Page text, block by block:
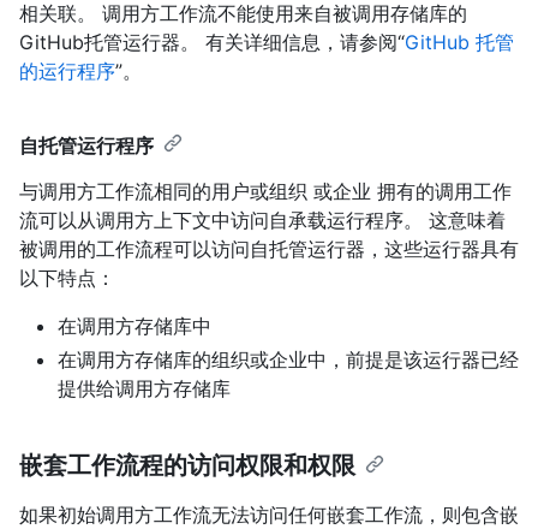
相关联。 调用方工作流不能使用来自被调用存储库的
GitHub托管运行器。 有关详细信息，请参阅“GitHub 托管
的运行程序”。
自托管运行程序
与调用方工作流相同的用户或组织 或企业 拥有的调用工作
流可以从调用方上下文中访问自承载运行程序。 这意味着
被调用的工作流程可以访问自托管运行器，这些运行器具有
以下特点：
在调用方存储库中
在调用方存储库的组织或企业中，前提是该运行器已经
提供给调用方存储库
嵌套工作流程的访问权限和权限
如果初始调用方工作流无法访问任何嵌套工作流，则包含嵌